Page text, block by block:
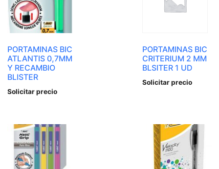
PORTAMINAS BIC
ATLANTIS 0,7MM
Y RECAMBIO
BLISTER
Solicitar precio
PORTAMINAS BIC
CRITERIUM 2 MM
BLSITER 1 UD
Solicitar precio